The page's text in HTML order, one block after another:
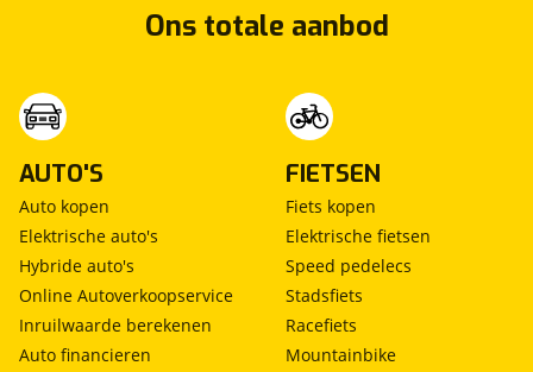
Ons totale aanbod
AUTO'S
Auto kopen
Elektrische auto's
Hybride auto's
Online Autoverkoopservice
Inruilwaarde berekenen
Auto financieren
FIETSEN
Fiets kopen
Elektrische fietsen
Speed pedelecs
Stadsfiets
Racefiets
Mountainbike